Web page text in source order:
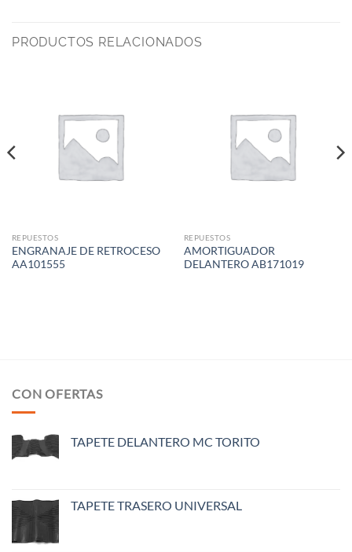
PRODUCTOS RELACIONADOS
REPUESTOS
ENGRANAJE DE RETROCESO
AA101555
REPUESTOS
AMORTIGUADOR
DELANTERO AB171019
CON OFERTAS
TAPETE DELANTERO MC TORITO
TAPETE TRASERO UNIVERSAL